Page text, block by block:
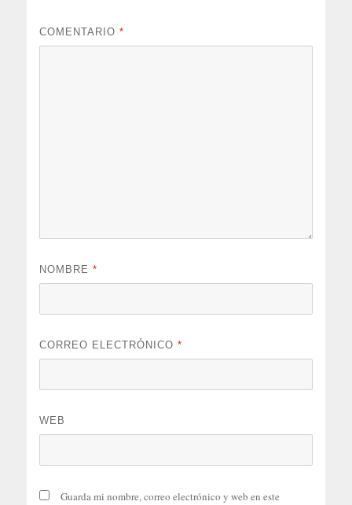
COMENTARIO*
NOMBRE*
CORREO ELECTRÓNICO*
WEB
Guarda mi nombre, correo electrónico y web en este